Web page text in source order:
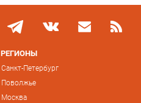
РЕГИОНЫ
Санкт-Петербург
Поволжье
Москва